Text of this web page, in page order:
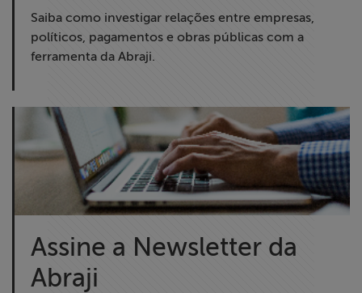
Saiba como investigar relações entre empresas,
políticos, pagamentos e obras públicas com a
ferramenta da Abraji.
Assine a Newsletter da
Abraji